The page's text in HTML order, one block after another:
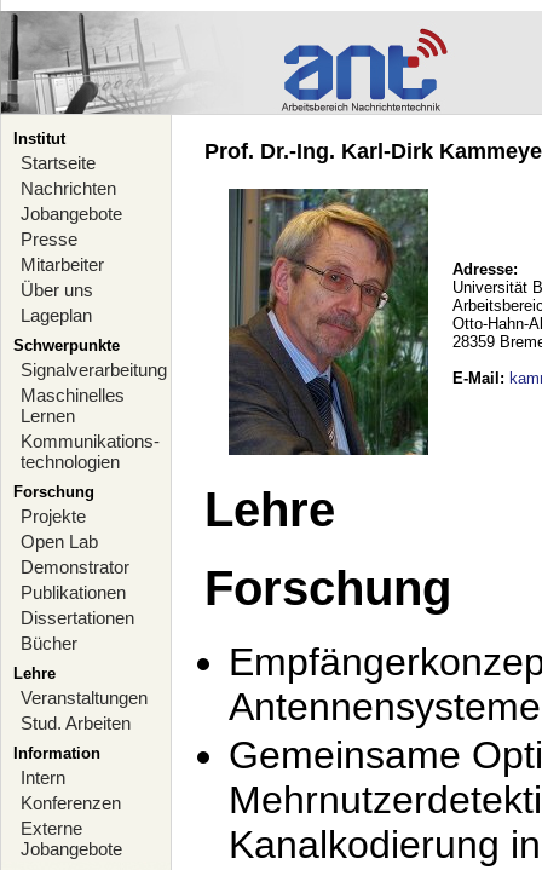
Institut
Startseite
Nachrichten
Jobangebote
Presse
Mitarbeiter
Über uns
Lageplan
Schwerpunkte
Signalverarbeitung
Maschinelles
Lernen
Kommunikations-
technologien
Forschung
Projekte
Open Lab
Demonstrator
Publikationen
Dissertationen
Bücher
Lehre
Veranstaltungen
Stud. Arbeiten
Information
Intern
Konferenzen
Externe
Jobangebote
Prof. Dr.-Ing. Karl-Dirk
Adresse:
Universität
Otto-Hahn-
28359
E-Mail :
Lehre
Forschung
Antennensysteme
Gemeinsame
Kanalkodierung